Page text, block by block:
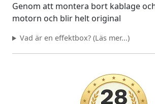
Genom att montera bort kablage
motorn och blir helt original
Vad är en effektbox? (Läs mer...)